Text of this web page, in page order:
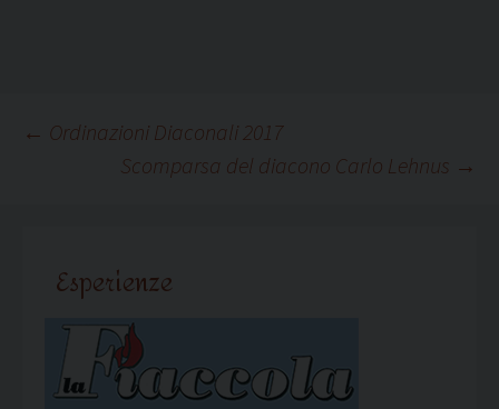
Navigazione
← Ordinazioni Diaconali 2017
Scomparsa del diacono Carlo Lehnus →
Esperienze